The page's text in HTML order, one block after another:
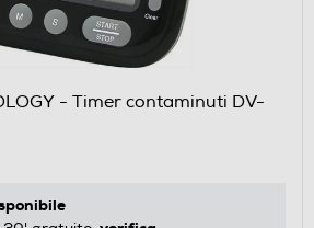
- Timer contaminuti DV-